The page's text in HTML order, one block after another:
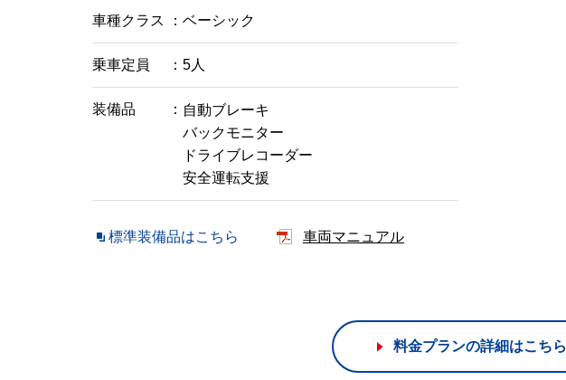
車種クラス ベーシック
乗車定員 5人
装備品
自動ブレーキ
バックモニター
ドライブレコーダー
安全運転支援
標準装備品はこちら 車両マニュアル
料金プランの詳細はこちら